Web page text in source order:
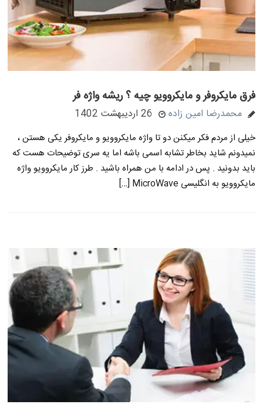
فرق مایکروفر و مایکروویو چیه ؟ ریشه واژه فر
محمدرضا امین زاده 26 اردیبهشت 1402
خیلی از مردم فکر میکنن دو تا واژه مایکروویو و مایکروفر یکی هستن ،
نمیدونم شاید بخاطر تشابه اسمی باشه اما یه سری توضیحات هست که
باید بدونید . پس در ادامه با من همراه باشید . طرز کار مایکروویو واژه
مایکروویو به انگلیسی MicroWave […]